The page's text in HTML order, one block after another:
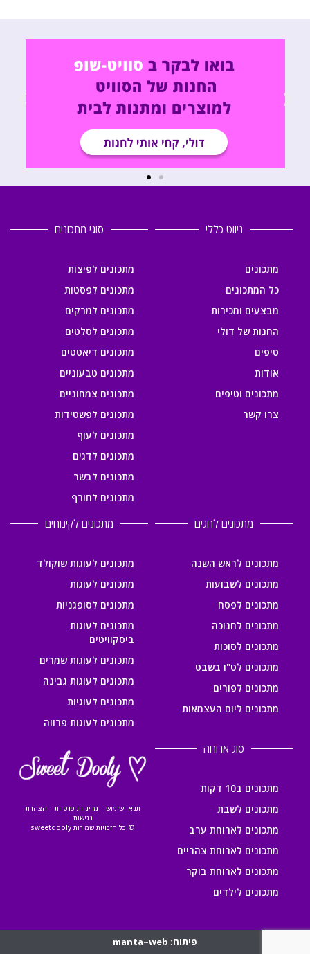
ניווט כללי
מתכונים
כל המתכונים
מבצעים ומכירות
החנות של דולי
טיפים
אודות
מתכונים וטיפים
צרו קשר
סוגי מתכונים
מתכונים לפיצות
מתכונים לפסטות
מתכונים למרקים
מתכונים לסלטים
מתכונים דיאטטים
מתכונים טבעוניים
מתכונים צמחוניים
מתכונים לפשטידות
מתכונים לעוף
מתכונים לדגים
מתכונים לבשר
מתכונים לחורף
מתכונים לחגים
מתכונים לראש השנה
מתכונים לשבועות
מתכונים לפסח
מתכונים לחנוכה
מתכונים לסוכות
מתכונים לט"ו בשבט
מתכונים לפורים
מתכונים ליום העצמאות
מתכונים לקינוחים
מתכונים לעוגות שוקולד
מתכונים לעוגות
מתכונים לסופגניות
מתכונים לעוגות
ביסקוויטים
מתכונים לעוגות שמרים
מתכונים לעוגות גבינה
מתכונים לעוגיות
מתכונים לעוגות פרווה
סוג ארוחה
מתכונים ב10 דקות
מתכונים לשבת
מתכונים לארוחת ערב
מתכונים לארוחת צהריים
מתכונים לארוחת בוקר
מתכונים לילדים
תנאי שימוש | מדיניות פרטיות | הצהרת
נגישות
© כל הזכויות שמורות sweetdooly
פיתוח: manta~web